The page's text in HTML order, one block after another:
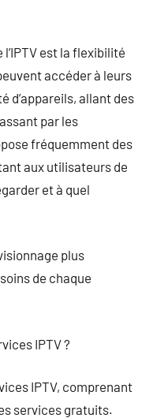
est la flexibilité
accéder à leurs
d’appareils, allant des
par les
fréquemment des
aux utilisateurs de
et à quel
plus
de chaque
IPTV ?
IPTV, comprenant
services gratuits.